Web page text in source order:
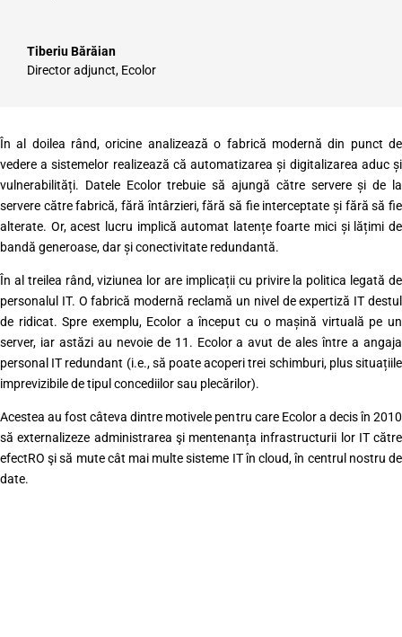
Tiberiu Bărăian
Director adjunct, Ecolor
În al doilea rând, oricine analizează o fabrică modernă din punct de
vedere a sistemelor realizează că automatizarea și digitalizarea aduc și
vulnerabilități. Datele Ecolor trebuie să ajungă către servere și de la
servere către fabrică, fără întârzieri, fără să fie interceptate și fără să fie
alterate. Or, acest lucru implică automat latențe foarte mici și lățimi de
bandă generoase, dar și conectivitate redundantă.
În al treilea rând, viziunea lor are implicații cu privire la politica legată de
personalul IT. O fabrică modernă reclamă un nivel de expertiză IT destul
de ridicat. Spre exemplu, Ecolor a început cu o mașină virtuală pe un
server, iar astăzi au nevoie de 11. Ecolor a avut de ales între a angaja
personal IT redundant (i.e., să poate acoperi trei schimburi, plus situațiile
imprevizibile de tipul concediilor sau plecărilor).
Acestea au fost câteva dintre motivele pentru care Ecolor a decis în 2010
să externalizeze administrarea şi mentenanța infrastructurii lor IT către
efectRO şi să mute cât mai multe sisteme IT în cloud, în centrul nostru de
date.